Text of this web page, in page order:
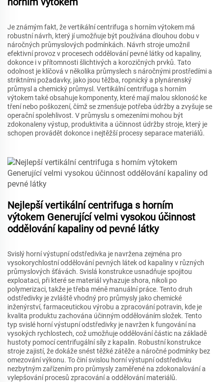
Je známým fakt, že vertikální centrifuga s horním výtokem má
robustní návrh, který jí umožňuje být používána dlouhou dobu v
náročných průmyslových podmínkách. Návrh stroje umožnil
efektivní provoz v procesech oddělování pevné látky od kapaliny,
dokonce i v přítomnosti šlichtivých a korozičných prvků. Tato
odolnost je klíčová v několika průmyslech s náročnými prostředími a
striktními požadavky, jako jsou těžba, ropnický a plynárenský
průmysl a chemický průmysl. Vertikální centrifuga s horním
výtokem také obsahuje komponenty, které mají malou skloność ke
tření nebo poškození, čímž se zmenšuje potřeba údržby a zvyšuje se
operační spolehlivost. V průmyslu s omezeními mohou být
zdokonaleny výstup, produktivita a účinnost údržby stroje, který je
schopen provádět dokonce i nejtěžší procesy separace materiálů.
Nejlepší vertikální centrifuga s horním
výtokem Generující velmi vysokou účinnost
oddělování kapaliny od pevné látky
Svislý horní výstupní odstředivka je navržena zejména pro
vysokorychlostní oddělování pevných látek od kapaliny v různých
průmyslových šťávách. Svislá konstrukce usnadňuje spojitou
exploataci, při které se materiál vyhazuje shora, nikoli po
polymerizaci, takže je třeba méně manuální práce. Tento druh
odstředivky je zvláště vhodný pro průmysly jako chemické
inženýrství, farmaceutickou výrobu a zpracování potravin, kde je
kvalita produktu zachována účinným oddělováním složek. Tento
typ svislé horní výstupní odstředivky je navržen k fungování na
vysokých rychlostech, což umožňuje oddělování částic na základě
hustoty pomocí centrifugální síly z kapalin. Robustní konstrukce
stroje zajistí, že dokáže snést těžké zátěže a náročné podmínky bez
omezování výkonu. To činí svislou horní výstupní odstředivku
nezbytným zařízením pro průmysly zaměřené na zdokonalování a
vylepšování procesů zpracování a oddělování materiálů.